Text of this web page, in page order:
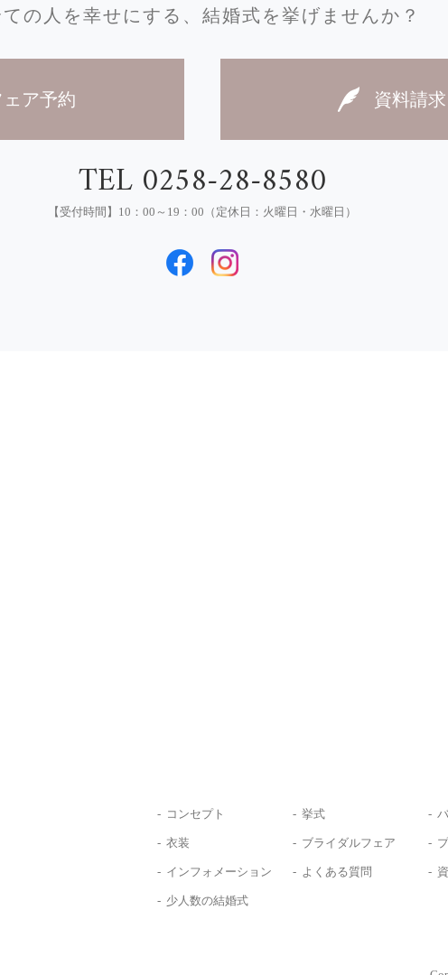
の人を幸せにする、 結婚式を挙げませんか？
ア予約 資料請
TEL 0258-28-8580
【受付時間】10：00～19：00（定休日：火曜日・水曜日）
コンセプト 挙式
衣装 ブライダルフェア
インフォメーション よくある質問
少人数の結婚式